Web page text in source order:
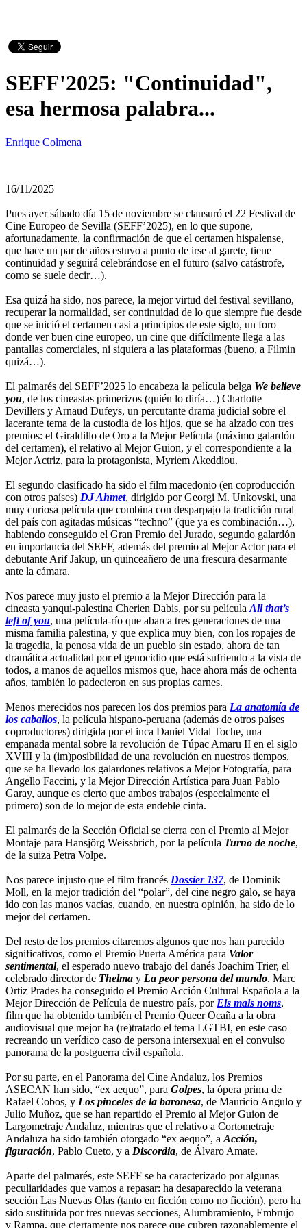
SEFF'2025: "Continuidad",
esa hermosa palabra...
Enrique Colmena
16/11/2025
Pues ayer sábado día 15 de noviembre se clausuró el 22 Festival de
Cine Europeo de Sevilla (SEFF’2025), en lo que supone,
afortunadamente, la confirmación de que el certamen hispalense,
que hace un par de años estuvo a punto de irse al garete, tiene
continuidad y seguirá celebrándose en el futuro (salvo catástrofe,
como se suele decir…).
Esa quizá ha sido, nos parece, la mejor virtud del festival sevillano,
recuperar la normalidad, ser continuidad de lo que siempre fue desde
que se inició el certamen casi a principios de este siglo, un foro
donde ver buen cine europeo, un cine que difícilmente llega a las
pantallas comerciales, ni siquiera a las plataformas (bueno, a Filmin
quizá…).
El palmarés del SEFF’2025 lo encabeza la película belga We believe
you, de los cineastas primerizos (quién lo diría…) Charlotte
Devillers y Arnaud Dufeys, un percutante drama judicial sobre el
lacerante tema de la custodia de los hijos, que se ha alzado con tres
premios: el Giraldillo de Oro a la Mejor Película (máximo galardón
del certamen), el relativo al Mejor Guion, y el correspondiente a la
Mejor Actriz, para la protagonista, Myriem Akeddiou.
El segundo clasificado ha sido el film macedonio (en coproducción
con otros países) DJ Ahmet, dirigido por Georgi M. Unkovski, una
muy curiosa película que combina con desparpajo la tradición rural
del país con agitadas músicas “techno” (que ya es combinación…),
habiendo conseguido el Gran Premio del Jurado, segundo galardón
en importancia del SEFF, además del premio al Mejor Actor para el
debutante Arif Jakup, un quinceañero de una frescura desarmante
ante la cámara.
Nos parece muy justo el premio a la Mejor Dirección para la
cineasta yanqui-palestina Cherien Dabis, por su película All that’s
left of you, una película-río que abarca tres generaciones de una
misma familia palestina, y que explica muy bien, con los ropajes de
la tragedia, la penosa vida de un pueblo sin estado, ahora de tan
dramática actualidad por el genocidio que está sufriendo a la vista de
todos, a manos de aquellos mismos que, hace ahora más de ochenta
años, también lo padecieron en sus propias carnes.
Menos merecidos nos parecen los dos premios para La anatomía de
los caballos, la película hispano-peruana (además de otros países
coproductores) dirigida por el inca Daniel Vidal Toche, una
empanada mental sobre la revolución de Túpac Amaru II en el siglo
XVIII y la (im)posibilidad de una revolución en nuestros tiempos,
que se ha llevado los galardones relativos a Mejor Fotografía, para
Angello Faccini, y la Mejor Dirección Artística para Juan Pablo
Garay, aunque es cierto que ambos trabajos (especialmente el
primero) son de lo mejor de esta endeble cinta.
El palmarés de la Sección Oficial se cierra con el Premio al Mejor
Montaje para Hansjörg Weissbrich, por la película Turno de noche,
de la suiza Petra Volpe.
Nos parece injusto que el film francés Dossier 137, de Dominik
Moll, en la mejor tradición del “polar”, del cine negro galo, se haya
ido con las manos vacías, cuando, en nuestra opinión, ha sido de lo
mejor del certamen.
Del resto de los premios citaremos algunos que nos han parecido
significativos, como el Premio Puerta América para Valor
sentimental, el esperado nuevo trabajo del danés Joachim Trier, el
celebrado director de Thelma y La peor persona del mundo. Marc
Ortiz Prades ha conseguido el Premio Acción Cultural Española a la
Mejor Dirección de Película de nuestro país, por Els mals noms,
film que ha obtenido también el Premio Queer Ocaña a la obra
audiovisual que mejor ha (re)tratado el tema LGTBI, en este caso
recreando un verídico caso de persona intersexual en el convulso
panorama de la postguerra civil española.
Por su parte, en el Panorama del Cine Andaluz, los Premios
ASECAN han sido, “ex aequo”, para Golpes, la ópera prima de
Rafael Cobos, y Los pinceles de la baronesa, de Mauricio Angulo y
Julio Muñoz, que se han repartido el Premio al Mejor Guion de
Largometraje Andaluz, mientras que el relativo a Cortometraje
Andaluza ha sido también otorgado “ex aequo”, a Acción,
figuración, Pablo Cueto, y a Discordia, de Álvaro Amate.
Aparte del palmarés, este SEFF se ha caracterizado por algunas
peculiaridades que vamos a repasar: ha desaparecido la veterana
sección Las Nuevas Olas (tanto en ficción como no ficción), pero ha
sido sustituida por tres nuevas secciones, Alumbramiento, Embrujo
y Rampa, que ciertamente nos parece que cubren razonablemente el